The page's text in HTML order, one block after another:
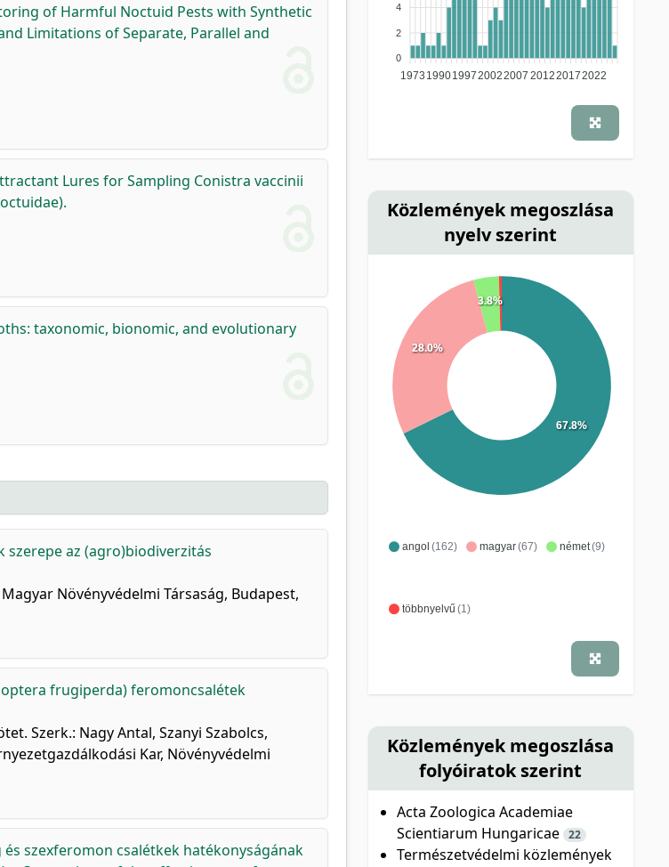
of Harmful Noctuid Pests with Synthetic
Limitations of Separate, Parallel and
Lures for Sampling Conistra vaccinii
taxonomic, bionomic, and evolutionary
az (agro)biodiverzitás
Növényvédelmi Társaság, Budapest,
frugiperda) feromoncsalétek
Szerk.: Nagy Antal, Szanyi Szabolcs,
Kar, Növényvédelmi
és szexferomon csalétkek hatékonyságának
4
2
0
1973 1990199720022007 201220172022
Közlemények megoszlása
nyelv szerint
angol (162) magyar(67) német(9)
többnyelvű (1)
67.8%
28.0%
3.8%
Közlemények megoszlása
folyóiratok szerint
Acta Zoologica Academiae
Scientiarum Hungaricae 22
Természetvédelmi közlemények